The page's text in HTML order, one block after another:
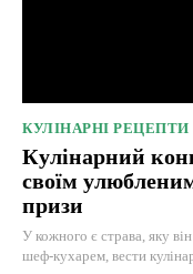
КУЛІНАРНІ РЕЦЕПТИ
Кулінарний
своїм
призи
У кожного є страва, яку
шеф-кухарем, вести